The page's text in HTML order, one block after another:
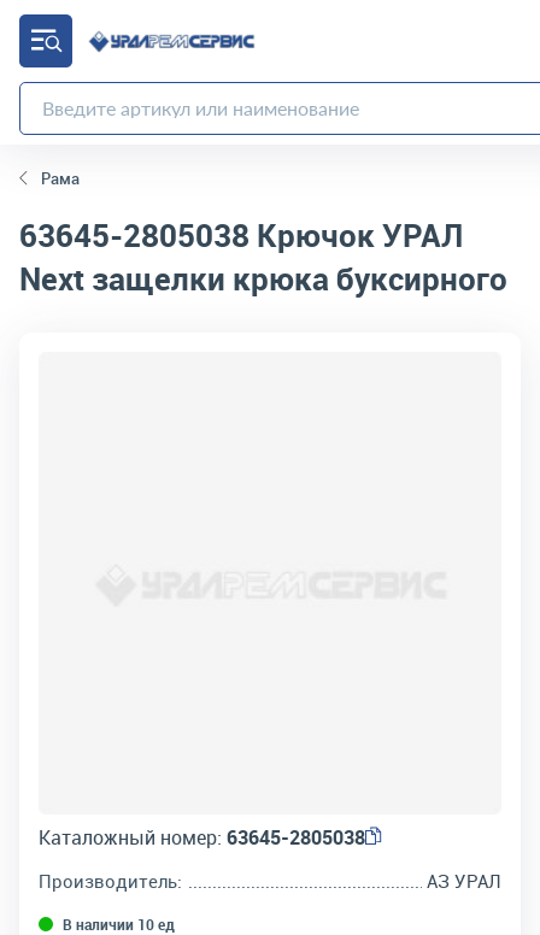
Рама
63645-2805038 Крючок УРАЛ
Next защелки крюка буксирного
Каталожный номер: 63645-2805038
Производитель: АЗ УРАЛ
В наличии 10 ед